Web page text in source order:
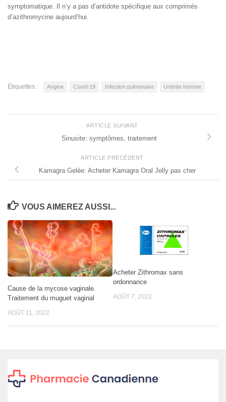
symptomatique. Il n’y a pas d’antidote spécifique aux comprimés
d’azithromycine aujourd’hui.
Étiquettes : Angine Covid-19 Infection pulmonaire Urétrite homme
ARTICLE SUIVANT
Sinusite: symptômes, traitement
ARTICLE PRÉCÉDENT
Kamagra Gelée: Acheter Kamagra Oral Jelly pas cher
VOUS AIMEREZ AUSSI...
Cause de la mycose vaginale.
Traitement du muguet vaginal
AOÛT 11, 2022
Acheter Zithromax sans
ordonnance
AOÛT 7, 2022